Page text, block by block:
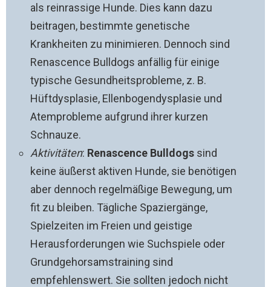
als reinrassige Hunde. Dies kann dazu
beitragen, bestimmte genetische
Krankheiten zu minimieren. Dennoch sind
Renascence Bulldogs anfällig für einige
typische Gesundheitsprobleme, z. B.
Hüftdysplasie, Ellenbogendysplasie und
Atemprobleme aufgrund ihrer kurzen
Schnauze.
Aktivitäten: Renascence Bulldogs sind
keine äußerst aktiven Hunde, sie benötigen
aber dennoch regelmäßige Bewegung, um
fit zu bleiben. Tägliche Spaziergänge,
Spielzeiten im Freien und geistige
Herausforderungen wie Suchspiele oder
Grundgehorsamstraining sind
empfehlenswert. Sie sollten jedoch nicht